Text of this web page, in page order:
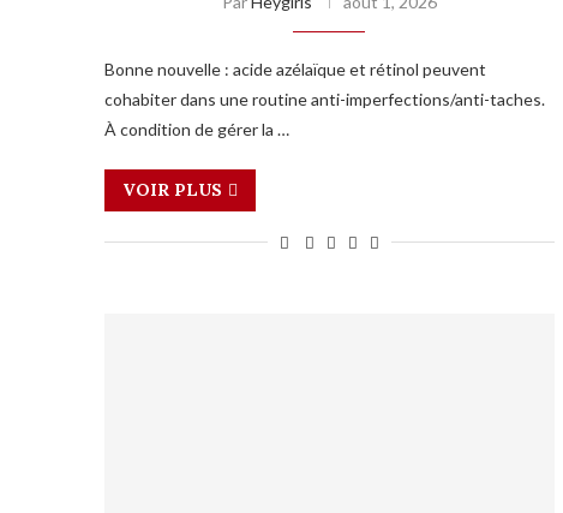
Bonne nouvelle : acide azélaïque et rétinol peuvent
cohabiter dans une routine anti-imperfections/anti-taches.
À condition de gérer la …
VOIR PLUS